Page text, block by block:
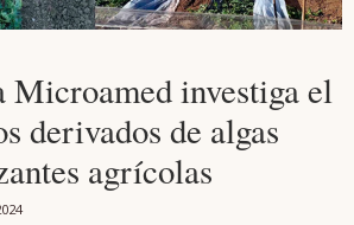
Microamed investiga el
derivados de algas
agrícolas